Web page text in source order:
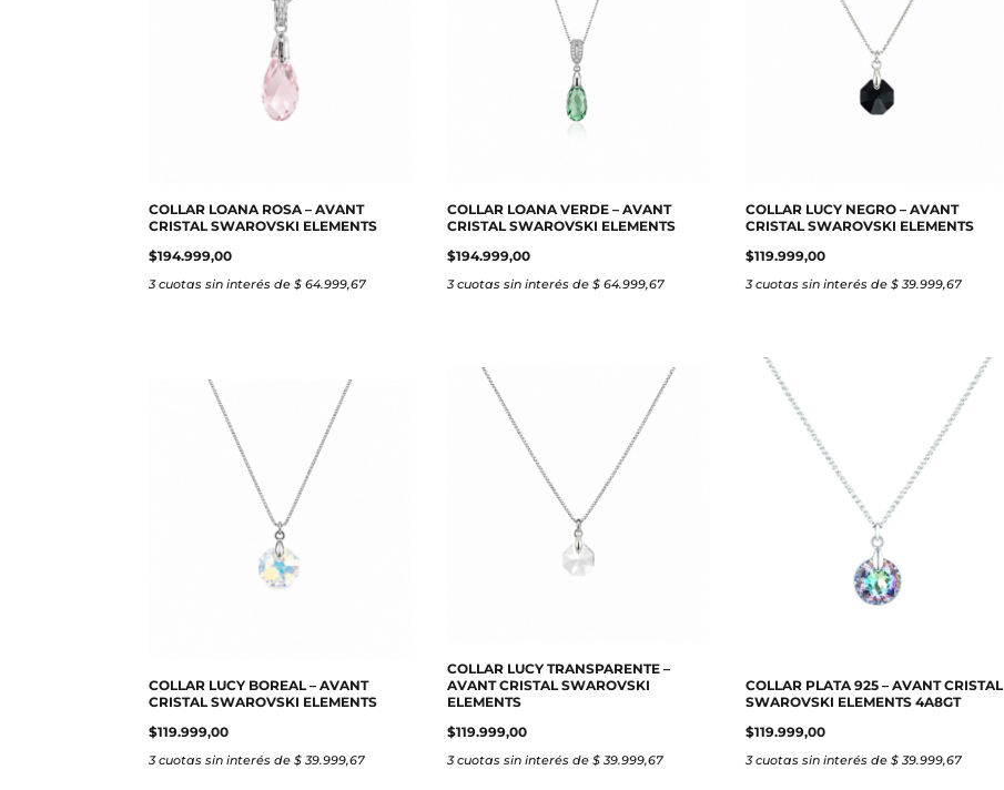
COLLAR LOANA ROSA – AVANT
CRISTAL SWAROVSKI ELEMENTS
$194.999,00
3 cuotas sin interés de $ 64.999,67
COLLAR LOANA VERDE – AVANT
CRISTAL SWAROVSKI ELEMENTS
$194.999,00
3 cuotas sin interés de $ 64.999,67
COLLAR LUCY NEGRO – AVANT
CRISTAL SWAROVSKI ELEMENTS
$119.999,00
3 cuotas sin interés de $ 39.999,67
COLLAR LUCY BOREAL – AVANT
CRISTAL SWAROVSKI ELEMENTS
$119.999,00
3 cuotas sin interés de $ 39.999,67
COLLAR LUCY TRANSPARENTE –
AVANT CRISTAL SWAROVSKI
ELEMENTS
$119.999,00
3 cuotas sin interés de $ 39.999,67
COLLAR PLATA 925 – AVANT CRISTAL
SWAROVSKI ELEMENTS 4A8GT
$119.999,00
3 cuotas sin interés de $ 39.999,67